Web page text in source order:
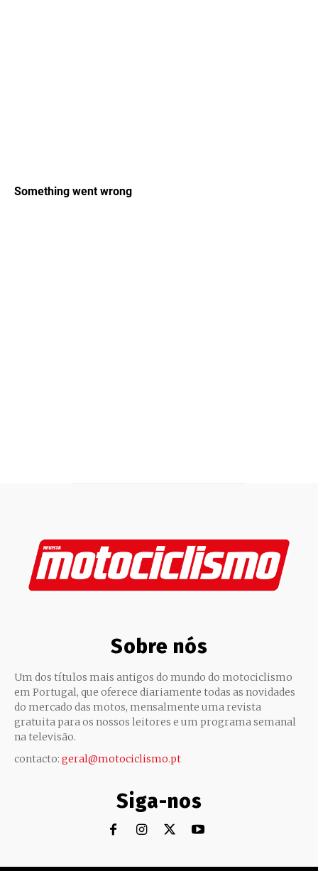
Sobre nós
Um dos títulos mais antigos do mundo do motociclismo
em Portugal, que oferece diariamente todas as novidades
do mercado das motos, mensalmente uma revista
gratuita para os nossos leitores e um programa semanal
na televisão.
contacto: geral@motociclismo.pt
Siga-nos